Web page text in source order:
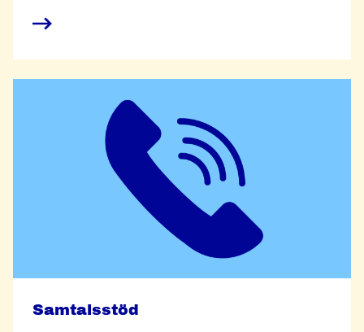
Samtalsstöd